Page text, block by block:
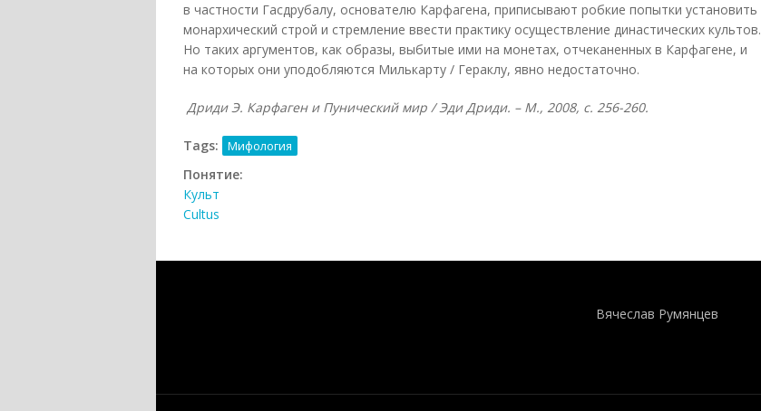
в частности Гасдрубалу, основателю Карфагена, приписывают робкие попытки установить
монархический строй и стремление ввести практику осуществление династических культов.
Но таких аргументов, как образы, выбитые ими на монетах, отчеканенных в Карфагене, и
на которых они уподобляются Милькарту / Гераклу, явно недостаточно.
Дриди Э. Карфаген и Пунический мир / Эди Дриди. – М., 2008, с. 256-260.
Tags: Мифология
Понятие:
Культ
Cultus
Вячеслав Румянцев